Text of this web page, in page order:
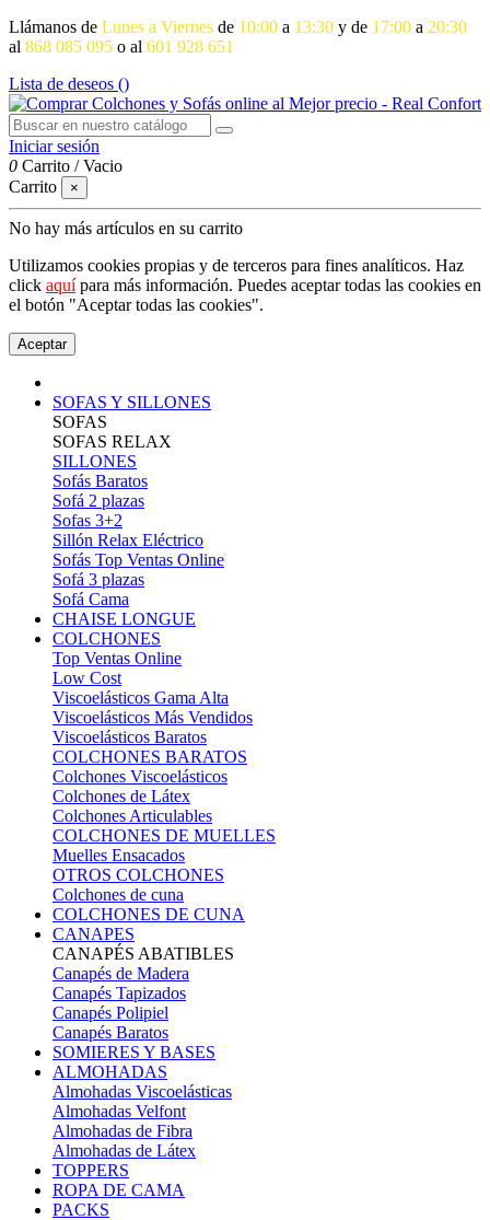
Llámanos de Lunes a Viernes de 10:00 a 13:30 y de 17:00 a 20:30
al 868 085 095 o al 601 928 651
Lista de deseos ()
Iniciar sesión
0 Carrito /Vacio
Carrito
×
No hay más artículos en su carrito
Utilizamos cookies propias y de terceros para fines analíticos. Haz
click aquípara más información. Puedes aceptar todas las cookies en
el botón "Aceptar todas las cookies".
Aceptar
SOFAS Y SILLONES
SOFAS
SOFAS RELAX
SILLONES
Sofás Baratos
Sofá 2 plazas
Sofas 3+2
Sillón Relax Eléctrico
Sofás Top Ventas Online
Sofá 3 plazas
Sofá Cama
CHAISE LONGUE
COLCHONES
Top Ventas Online
Low Cost
Viscoelásticos Gama Alta
Viscoelásticos Más Vendidos
Viscoelásticos Baratos
COLCHONES BARATOS
Colchones Viscoelásticos
Colchones de Látex
Colchones Articulables
COLCHONES DE MUELLES
Muelles Ensacados
OTROS COLCHONES
Colchones de cuna
COLCHONES DE CUNA
CANAPES
CANAPÉS ABATIBLES
Canapés de Madera
Canapés Tapizados
Canapés Polipiel
Canapés Baratos
SOMIERES Y BASES
ALMOHADAS
Almohadas Viscoelásticas
Almohadas Velfont
Almohadas de Fibra
Almohadas de Látex
TOPPERS
ROPA DE CAMA
PACKS